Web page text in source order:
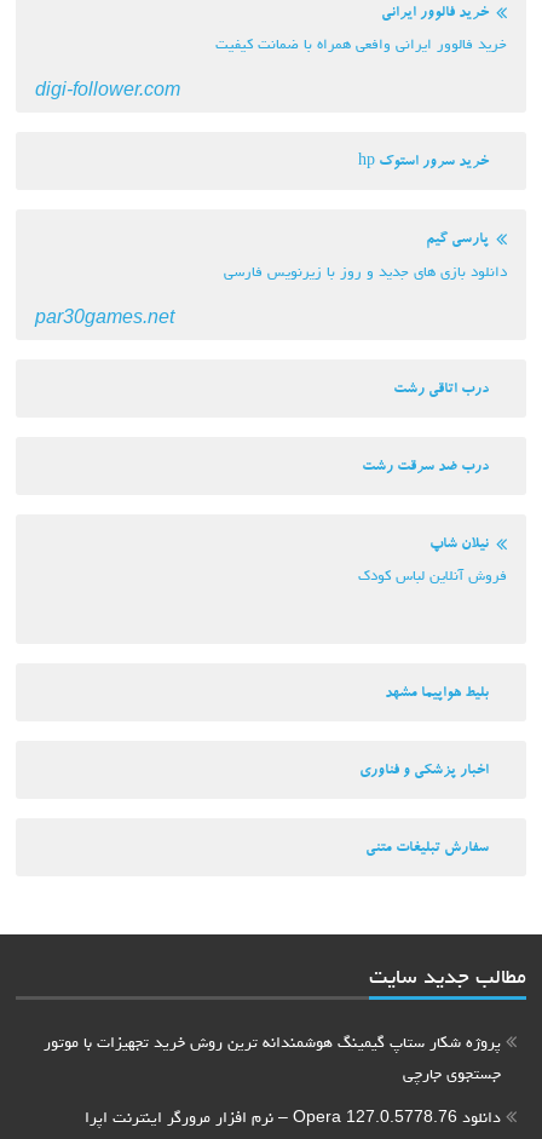
خرید فالوور ایرانی
خرید فالوور ایرانی وافعی همراه با ضمانت کیفیت
digi-follower.com
خرید سرور استوک hp
پارسی گیم
دانلود بازی های جدید و روز با زیرنویس فارسی
par30games.net
درب اتاقی رشت
درب ضد سرقت رشت
نیلان شاپ
فروش آنلاین لباس کودک
بلیط هواپیما مشهد
اخبار پزشکی و فناوری
سفارش تبلیغات متنی
مطالب جدید سایت
پروژه شکار ستاپ گیمینگ هوشمندانه ترین روش خرید تجهیزات با موتور
جستجوی جارچی
دانلود Opera 127.0.5778.76 – نرم افزار مرورگر اینترنت اپرا